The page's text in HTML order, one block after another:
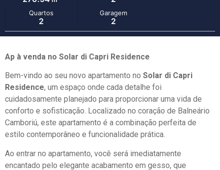
Quartos
2
Garagem
2
Ap à venda no Solar di Capri Residence
Bem-vindo ao seu novo apartamento no Solar di Capri
Residence, um espaço onde cada detalhe foi
cuidadosamente planejado para proporcionar uma vida de
conforto e sofisticação. Localizado no coração de Balneário
Camboriú, este apartamento é a combinação perfeita de
estilo contemporâneo e funcionalidade prática.
Ao entrar no apartamento, você será imediatamente
encantado pelo elegante acabamento em gesso, que